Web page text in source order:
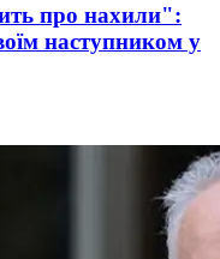
про нахили":
наступником у